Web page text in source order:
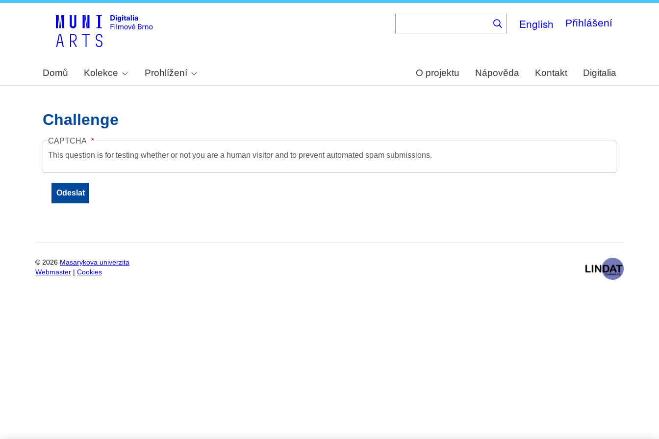
English Přihlášení
Domů Kolekce Prohlížení O projektu Nápověda Kontakt Digitalia
Challenge
CAPTCHA
This question is for testing whether or not you are a human visitor and to prevent automated spam submissions.
© 2026 Masarykova univerzita
Webmaster
Cookies